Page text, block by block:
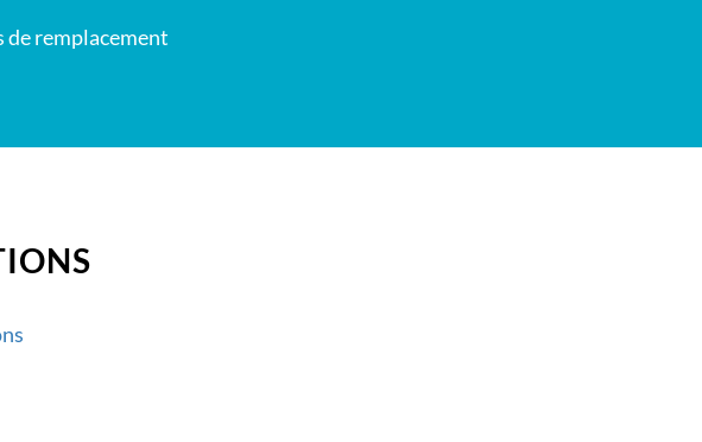
remplacement